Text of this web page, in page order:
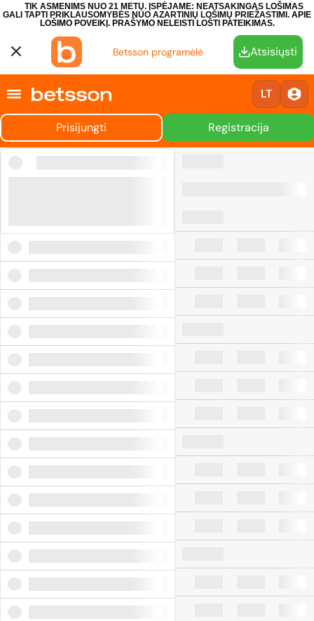
TIK ASMENIMS NUO 21 METŲ. ĮSPĖJAME: NEATSAKINGAS LOŠIMAS
GALI TAPTI PRIKLAUSOMYBĖS NUO AZARTINIŲ LOŠIMŲ PRIEŽASTIMI. APIE
LOŠIMO POVEIKĮ. PRAŠYMO NELEISTI LOŠTI PATEIKIMAS.
Betsson programėlė Atsisiųsti
LT
Prisijungti Registracija